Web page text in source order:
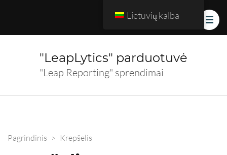
"LeapLytics" parduotuvė
"Leap Reporting" sprendimai
Pagrindinis > Krepšelis
Lietuvių kalba